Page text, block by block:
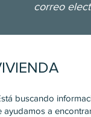
correo
buscando
ayudamos a